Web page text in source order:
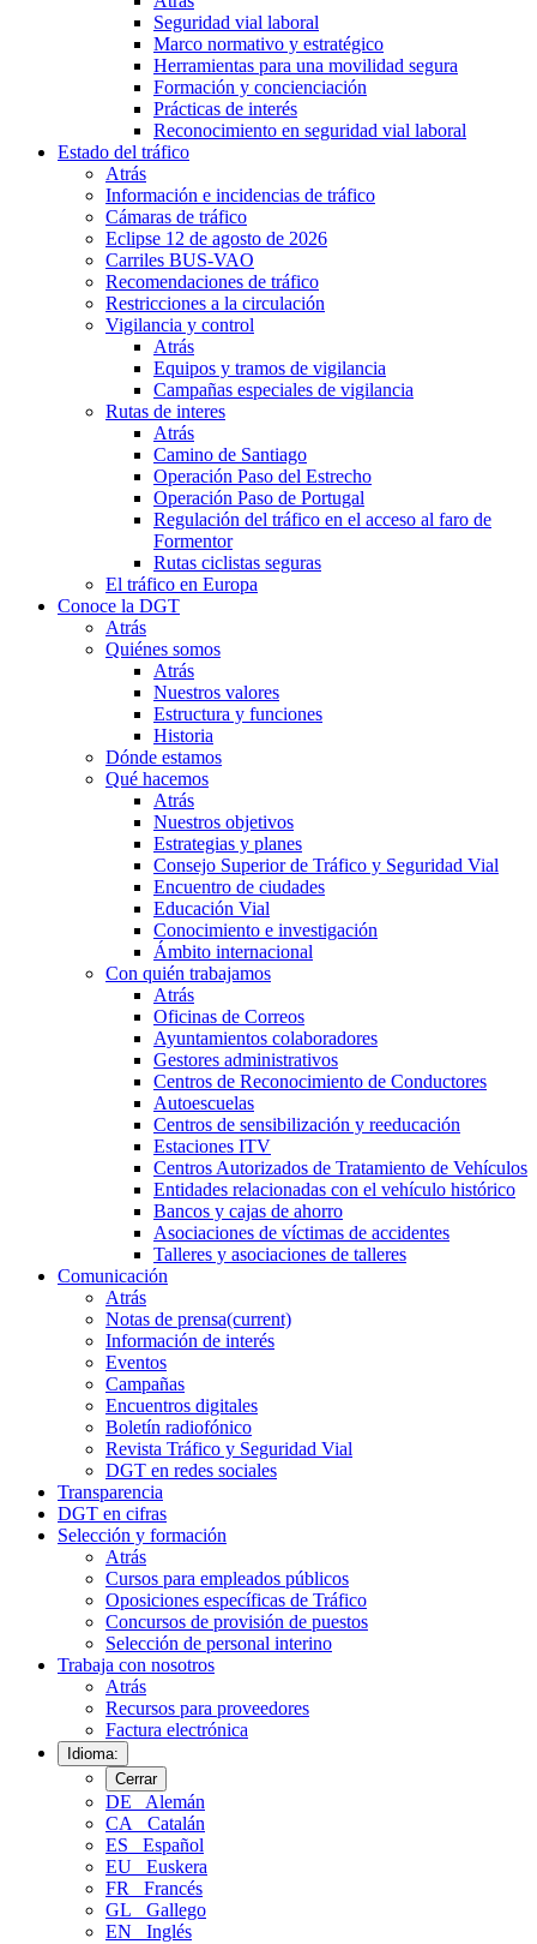
Seguridad vial laboral
Marco normativo y estratégico
Herramientas para una movilidad segura
Formación y concienciación
Prácticas de interés
Reconocimiento en seguridad vial laboral
Estado del tráfico
Atrás
Información e incidencias de tráfico
Cámaras de tráfico
Eclipse 12 de agosto de 2026
Carriles BUS-VAO
Recomendaciones de tráfico
Restricciones a la circulación
Vigilancia y control
Atrás
Equipos y tramos de vigilancia
Campañas especiales de vigilancia
Rutas de interes
Atrás
Camino de Santiago
Operación Paso del Estrecho
Operación Paso de Portugal
Regulación del tráfico en el acceso al faro de
Formentor
Rutas ciclistas seguras
El tráfico en Europa
Conoce la DGT
Atrás
Quiénes somos
Atrás
Nuestros valores
Estructura y funciones
Historia
Dónde estamos
Qué hacemos
Atrás
Nuestros objetivos
Estrategias y planes
Consejo Superior de Tráfico y Seguridad Vial
Encuentro de ciudades
Educación Vial
Conocimiento e investigación
Ámbito internacional
Con quién trabajamos
Atrás
Oficinas de Correos
Ayuntamientos colaboradores
Gestores administrativos
Centros de Reconocimiento de Conductores
Autoescuelas
Centros de sensibilización y reeducación
Estaciones ITV
Centros Autorizados de Tratamiento de Vehículos
Entidades relacionadas con el vehículo histórico
Bancos y cajas de ahorro
Asociaciones de víctimas de accidentes
Talleres y asociaciones de talleres
Comunicación
Atrás
Notas de prensa(current)
Información de interés
Eventos
Campañas
Encuentros digitales
Boletín radiofónico
Revista Tráfico y Seguridad Vial
DGT en redes sociales
Transparencia
DGT en cifras
Selección y formación
Atrás
Cursos para empleados públicos
Oposiciones específicas de Tráfico
Concursos de provisión de puestos
Selección de personal interino
Trabaja con nosotros
Atrás
Recursos para proveedores
Factura electrónica
Idioma:
Cerrar
DE
Alemán
CA
Catalán
ES
Español
EU
Euskera
FR
Francés
GL
Gallego
EN
Inglés